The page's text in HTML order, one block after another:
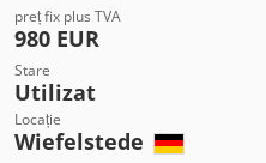
preț fix plus TVA
980 EUR
Stare
Utilizat
Locație
Wiefelstede